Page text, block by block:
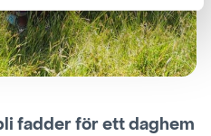
fadder för ett daghem